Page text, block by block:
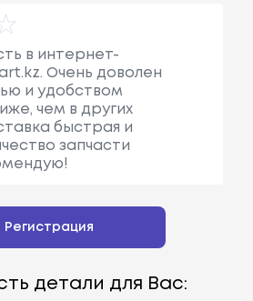
в интернет-
Очень доволен
и удобством
чем в других
быстрая и
запчасти
Регистрация
детали для Вас: